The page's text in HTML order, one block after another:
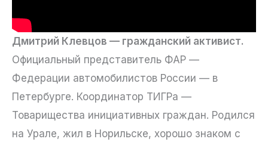
Дмитрий Клевцов — гражданский активист.
Официальный представитель ФАР —
Федерации автомобилистов России — в
Петербурге. Координатор ТИГРа —
Товарищества инициативных граждан. Родился
на Урале, жил в Норильске, хорошо знаком с